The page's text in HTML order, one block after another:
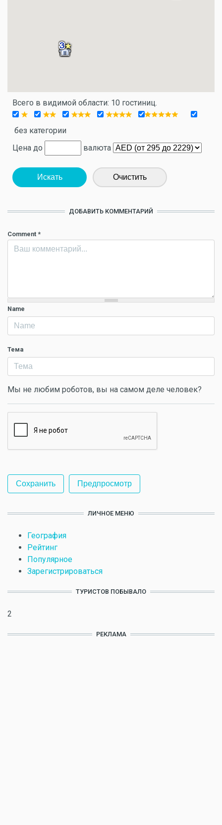
Всего в видимой области: 10 гостиниц.
без категории
Цена до
валюта
Искать Очистить
ДОБАВИТЬ КОММЕНТАРИЙ
Comment *
Name
Тема
Мы не любим роботов, вы на самом деле человек?
ЛИЧНОЕ МЕНЮ
География
Рейтинг
Популярное
Зарегистрироваться
ТУРИСТОВ ПОБЫВАЛО
2
РЕКЛАМА